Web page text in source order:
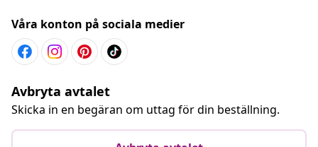
Våra konton på sociala medier
Avbryta avtalet
Skicka in en begäran om uttag för din beställning.